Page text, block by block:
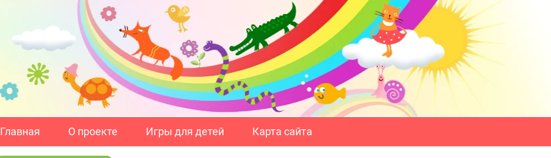
Главная О проекте Игры для детей Карта сайта